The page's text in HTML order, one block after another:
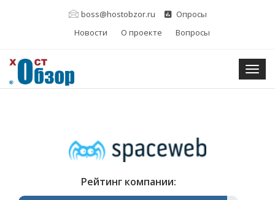
boss@hostobzor.ru
Опросы
Новости
О проекте Вопросы
Рейтинг компании: